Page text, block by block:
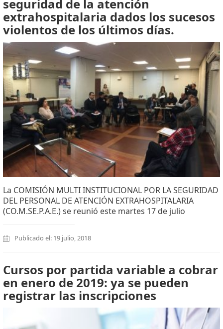
seguridad de la atención
extrahospitalaria dados los sucesos
violentos de los últimos días.
La COMISIÓN MULTI INSTITUCIONAL POR LA SEGURIDAD
DEL PERSONAL DE ATENCIÓN EXTRAHOSPITALARIA
(CO.M.SE.P.A.E.) se reunió este martes 17 de julio
Publicado el: 19 julio, 2018
Cursos por partida variable a cobrar
en enero de 2019: ya se pueden
registrar las inscripciones